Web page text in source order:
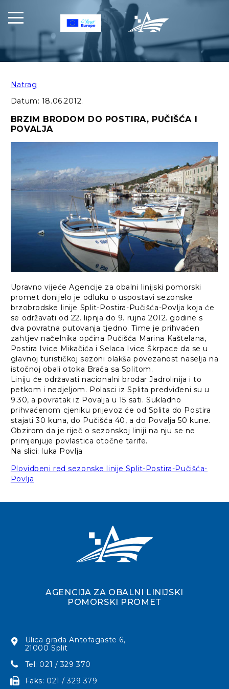
Natrag
Datum: 18.06.2012.
BRZIM BRODOM DO POSTIRA, PUČIŠĆA I
POVALJA
Upravno vijeće Agencije za obalni linijski pomorski
promet donijelo je odluku o uspostavi sezonske
brzobrodske linije Split-Postira-Pučišća-Povlja koja će
se održavati od 22. lipnja do 9. rujna 2012. godine s
dva povratna putovanja tjedno. Time je prihvaćen
zahtjev načelnika općina Pučišća Marina Kaštelana,
Postira Ivice Mikačića i Selaca Ivice Škrpace da se u
glavnoj turističkoj sezoni olakša povezanost naselja na
istočnoj obali otoka Brača sa Splitom.
Liniju će održavati nacionalni brodar Jadrolinija i to
petkom i nedjeljom. Polasci iz Splita predviđeni su u
9.30, a povratak iz Povalja u 15 sati. Sukladno
prihvaćenom cjeniku prijevoz će od Splita do Postira
stajati 30 kuna, do Pučišća 40, a do Povalja 50 kune.
Obzirom da je riječ o sezonskoj liniji na nju se ne
primjenjuje povlastica otočne tarife.
Na slici: luka Povlja
Plovidbeni red sezonske linije Split-Postira-Pučišća-
Povlja
AGENCIJA ZA OBALNI LINIJSKI
POMORSKI PROMET
Ulica grada Antofagaste 6,
21000 Split
Tel: 021 / 329 370
Faks: 021 / 329 379